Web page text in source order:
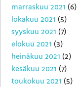
marraskuu 2021 (6)
lokakuu 2021 (5)
syyskuu 2021 (7)
elokuu 2021 (3)
heinäkuu 2021 (2)
kesäkuu 2021 (7)
toukokuu 2021 (5)